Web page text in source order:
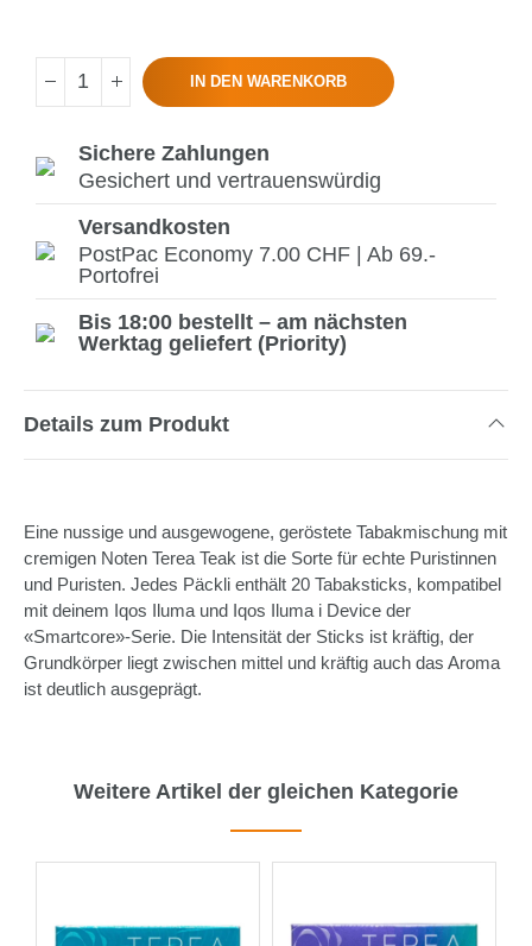
IN DEN WARENKORB
Sichere Zahlungen
Gesichert und vertrauenswürdig
Versandkosten
PostPac Economy 7.00 CHF | Ab 69.-
Portofrei
Bis 18:00 bestellt – am nächsten
Werktag geliefert (Priority)
Details zum Produkt
Eine nussige und ausgewogene, geröstete Tabakmischung mit
cremigen Noten Terea Teak ist die Sorte für echte Puristinnen
und Puristen. Jedes Päckli enthält 20 Tabaksticks, kompatibel
mit deinem Iqos Iluma und Iqos Iluma i Device der
«Smartcore»-Serie. Die Intensität der Sticks ist kräftig, der
Grundkörper liegt zwischen mittel und kräftig auch das Aroma
ist deutlich ausgeprägt.
Weitere Artikel der gleichen Kategorie